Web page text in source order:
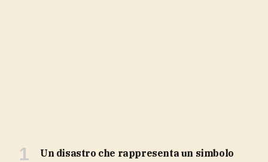
Un disastro che rappresenta un simbolo